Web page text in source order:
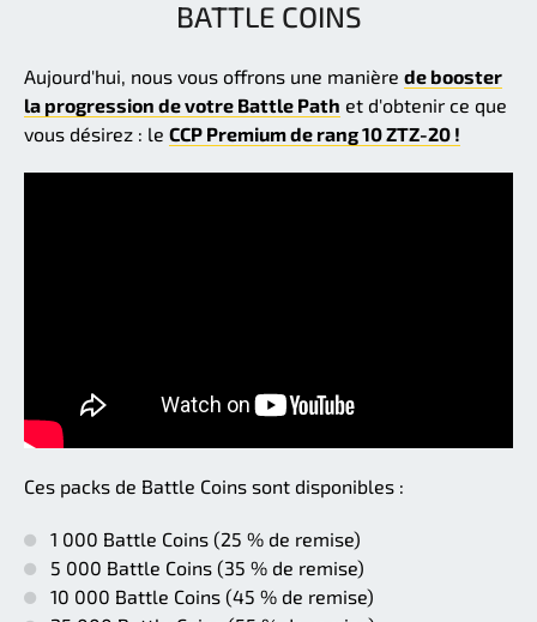
BATTLE COINS
Aujourd'hui, nous vous offrons une manière de booster
la progression de votre Battle Path et d'obtenir ce que
vous désirez : le CCP Premium de rang 10 ZTZ-20 !
Ces packs de Battle Coins sont disponibles :
1 000 Battle Coins (25 % de remise)
5 000 Battle Coins (35 % de remise)
10 000 Battle Coins (45 % de remise)